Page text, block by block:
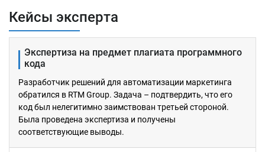
Кейсы эксперта
Экспертиза на предмет плагиата программного
кода
Разработчик решений для автоматизации маркетинга
обратился в RTM Group. Задача – подтвердить, что его
код был нелегитимно заимствован третьей стороной.
Была проведена экспертиза и получены
соответствующие выводы.